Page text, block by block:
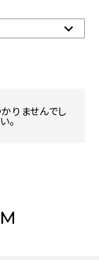
りませんでし
。